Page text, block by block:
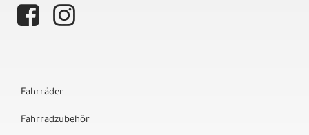
Fahrräder
Fahrradzubehör